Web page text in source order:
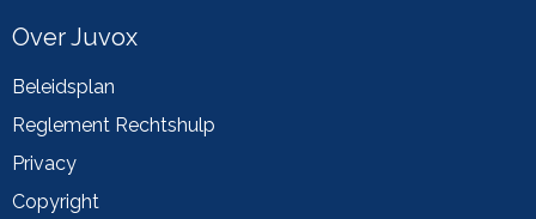
Over Juvox
Beleidsplan
Reglement Rechtshulp
Privacy
Copyright